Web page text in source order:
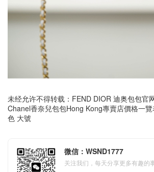
未经允许不得转载： FEND DIOR 迪奥包包官
Chanel香奈兒包包Hong Kong專賣店價格一
色 大號
微信：WSND1777
关注我们，每天分享更多有趣的